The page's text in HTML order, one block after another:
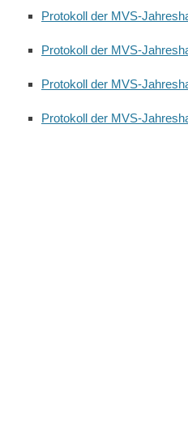
Protokoll der MVS-
Protokoll der MVS-
Protokoll der MVS-
Protokoll der MVS-